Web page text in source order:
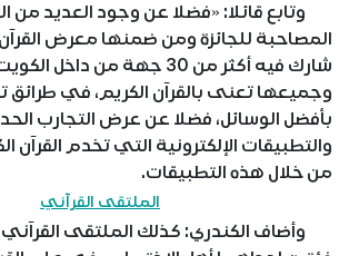
وتابع قائلا: «فضلا عن وجود العديد من
المصاحبة للجائزة ومن ضمنها معرض
شارك فيه أكثر من 30 جهة من
وجميعها تعنى بالقرآن الكريم، في
بأفضل الوسائل، فضلا عن عرض التجارب
والتطبيقات الإلكترونية التي تخدم القرآن
من خلال هذه التطبيقات.
الملتقى القرآني
وأضاف الكندري: كذلك الملتقى